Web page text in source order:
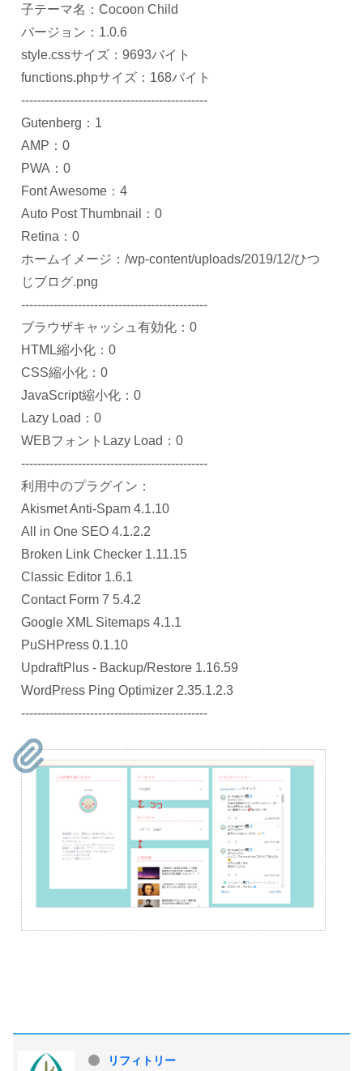
子テーマ名：Cocoon Child
バージョン：1.0.6
style.cssサイズ：9693バイト
functions.phpサイズ：168バイト
----------------------------------------------
Gutenberg：1
AMP：0
PWA：0
Font Awesome：4
Auto Post Thumbnail：0
Retina：0
ホームイメージ：/wp-content/uploads/2019/12/ひつ
じブログ.png
----------------------------------------------
ブラウザキャッシュ有効化：0
HTML縮小化：0
CSS縮小化：0
JavaScript縮小化：0
Lazy Load：0
WEBフォントLazy Load：0
----------------------------------------------
利用中のプラグイン：
Akismet Anti-Spam 4.1.10
All in One SEO 4.1.2.2
Broken Link Checker 1.11.15
Classic Editor 1.6.1
Contact Form 7 5.4.2
Google XML Sitemaps 4.1.1
PuSHPress 0.1.10
UpdraftPlus - Backup/Restore 1.16.59
WordPress Ping Optimizer 2.35.1.2.3
----------------------------------------------
リフィトリー